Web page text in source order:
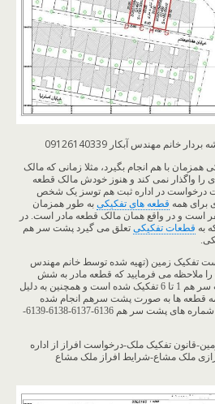
خانم مهندس آبکار 09126140339
با هم انجام بگیرد، مثلا زمانی که مالک
را واگذار نمی کند و هنوز خودش مالک قطعه
درخواست در اداره ثبت هم توسز یک شخص
برای همه قطعه های تفکیکی به طور همزمان
است و در واقع همان مالک قطعه مادر است. در
به قطعات تفکیکی تعلق می گیرد پشت سر هم
تفکیک زمین (تهیه شده توسط خانم مهندس
ملاحظه می فرمایید که قطعه مادر به شش
قطعه تفکیکی با شماره های پشت سر هم 1 تا 6 تفکیک شده است و همچنین به دلیل
قطعه ها به صورت پشت سرهم انجام شده
نیز شماره های پشت سر هم 6136-6137-6138-6139-
قانون تفکیک ملک-درخواست افراز از اداره
ملک مشاع-شرایط افراز ملک مشاع